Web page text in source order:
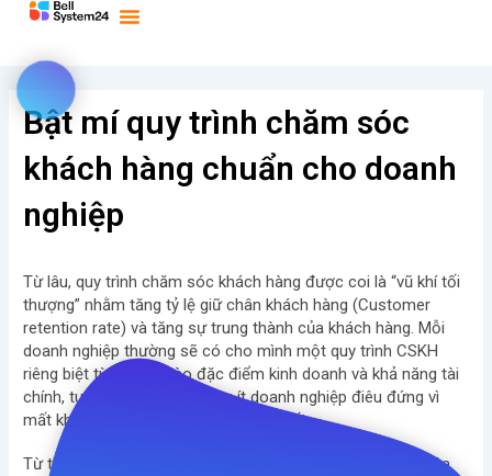
dung
Bật mí quy trình chăm sóc
khách hàng chuẩn cho doanh
nghiệp
Từ lâu, quy trình chăm sóc khách hàng được coi là “vũ khí tối
thượng” nhằm tăng tỷ lệ giữ chân khách hàng (Customer
retention rate) và tăng sự trung thành của khách hàng. Mỗi
doanh nghiệp thường sẽ có cho mình một quy trình CSKH
riêng biệt tùy thuộc vào đặc điểm kinh doanh và khả năng tài
chính, tuy vậy, cũng có không ít doanh nghiệp điêu đứng vì
mất khách do hiệu quả CSKH không tốt.
Từ thực tế đó, một quy trình CSKH 5 bước được chuẩn hóa